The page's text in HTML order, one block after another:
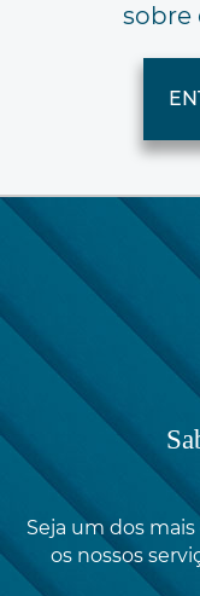
sobre
Seja um dos
os nossos